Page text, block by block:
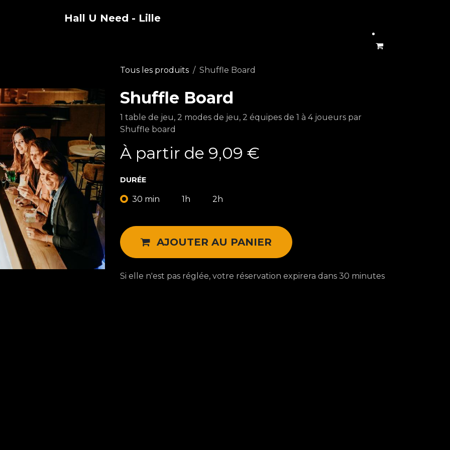
Hall U Need - Lille
Tous les produits Shuffle Board
Shuffle Board
1 table de jeu, 2 modes de jeu, 2 équipes de 1 à 4 joueurs par
Shuffle board
À partir de 9,09 €
DURÉE
30 min 1h 2h
AJOUTER AU PANIER
Si elle n'est pas réglée, votre réservation expirera dans 30 minutes